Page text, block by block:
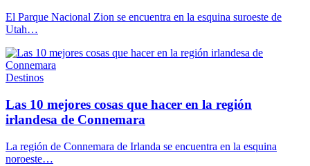
El Parque Nacional Zion se encuentra en la esquina suroeste de
Utah…
Destinos
Las 10 mejores cosas que hacer en la región
irlandesa de Connemara
La región de Connemara de Irlanda se encuentra en la esquina
noroeste…